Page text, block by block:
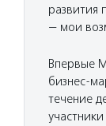
развития
— мои
Впервые
бизнес-
течение